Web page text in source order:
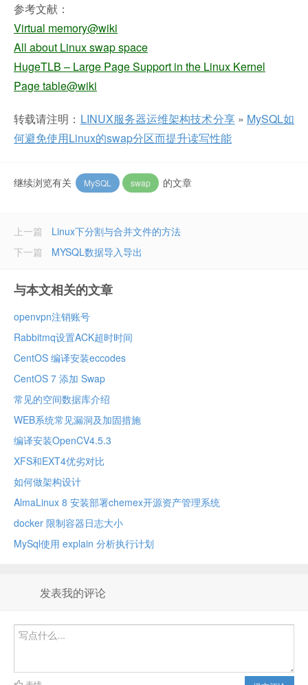
参考文献：
Virtual memory@wiki
All about Linux swap space
HugeTLB – Large Page Support in the Linux Kernel
Page table@wiki
转载请注明： LINUX服务器运维架构技术分享» MySQL如
何避免使用Linux的swap分区而提升读写性能
继续浏览有关 MySQL swap 的文章
上一篇
Linux下分割与合并文件的方法
MYSQL数据导入导出
下一篇
与本文相关的文章
openvpn注销账号
Rabbitmq设置ACK超时时间
CentOS 编译安装eccodes
CentOS 7 添加 Swap
常见的空间数据库介绍
WEB系统常见漏洞及加固措施
编译安装OpenCV4.5.3
XFS和EXT4优劣对比
如何做架构设计
AlmaLinux 8 安装部署chemex开源资产管理系统
docker 限制容器日志大小
MySql使用 explain 分析执行计划
发表我的评论